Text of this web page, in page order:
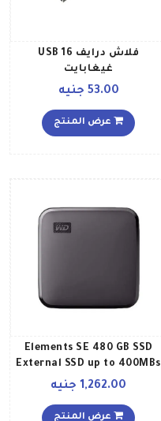
فلاش درايف USB 16
غيغابايت
53.00 جنيه
عرض المنتج
Elements SE 480 GB SSD
External SSD up to 400MBs
read speeds 2 meter Drop
1,262.00 جنيه
عرض المنتج